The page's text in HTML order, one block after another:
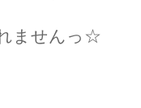
ませんっ☆